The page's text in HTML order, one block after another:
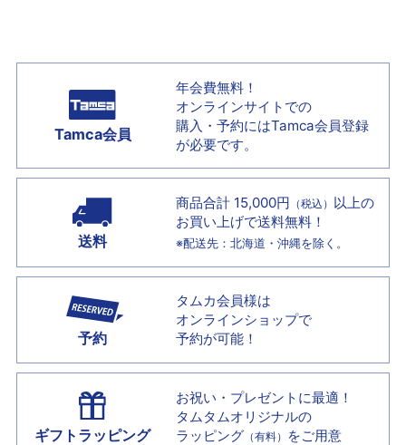
Tamca会員
年会費無料！
オンラインサイトでの
購入・予約にはTamca会員登録
が必要です。
送料
商品合計 15,000円 （税込） 以上の
お買い上げで送料無料！
※配送先：北海道・沖縄を除く。
予約
タムカ会員様は
オンラインショップで
予約が可能！
ギフトラッピング
お祝い・プレゼントに最適！
タムタムオリジナルの
ラッピング （有料） をご用意